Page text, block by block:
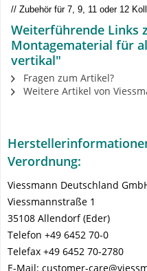
// Zubehör für 7, 9, 11 oder 12
Weiterführende Links
Montagematerial für
vertikal"
Fragen zum Artikel?
Weitere Artikel von
Verordnung:
Viessmann Deutschland
Viessmannstraße 1
35108 Allendorf (Eder)
Telefon +49 6452 70-0
Telefax +49 6452 70-2780
E-Mail: customer-